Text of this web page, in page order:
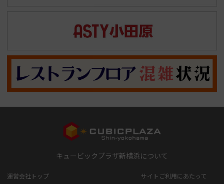
キュービックプラザ新横浜について
運営会社トップ サイトご利用にあたって